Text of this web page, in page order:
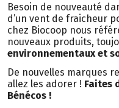
Besoin de nouveauté
d’un vent de fraicheur
chez Biocoop nous
nouveaux produits,
environnementaux et
De nouvelles marques
allez les adorer ! Faites
Bénécos !